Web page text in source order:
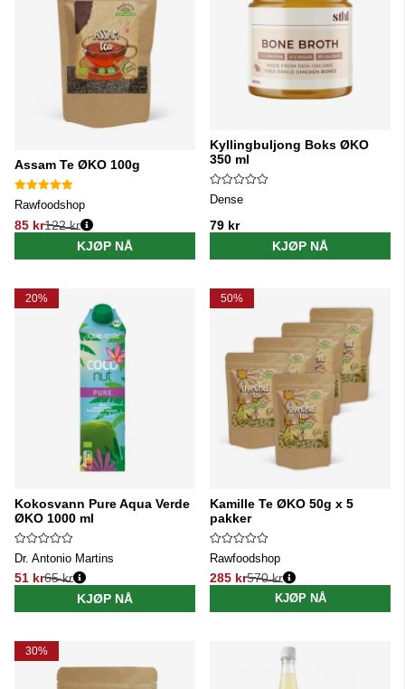
Assam Te ØKO 100g
Rawfoodshop
85 kr
Vanlig pris:
122 kr
KJØP NÅ
Kyllingbuljong Boks ØKO
350 ml
Dense
79 kr
KJØP NÅ
20%
Kokosvann Pure Aqua Verde
ØKO 1000 ml
Dr. Antonio Martins
51 kr
Vanlig pris:
65 kr
KJØP NÅ
50%
Kamille Te ØKO 50g x 5
pakker
Rawfoodshop
285 kr
Vanlig pris:
570 kr
KJØP NÅ
30%